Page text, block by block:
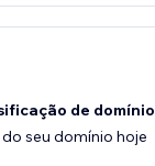
de domínio
seu domínio hoje